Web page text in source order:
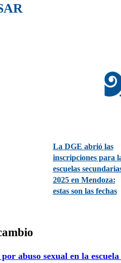
La DGE abrió las
inscripciones para
escuelas
2025 en Mendoza:
estas son las fechas
abuso sexual en la